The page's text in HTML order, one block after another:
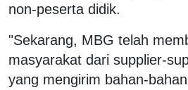
non-peserta didik.
"Sekarang, MBG telah
masyarakat dari supplier-
yang mengirim bahan-